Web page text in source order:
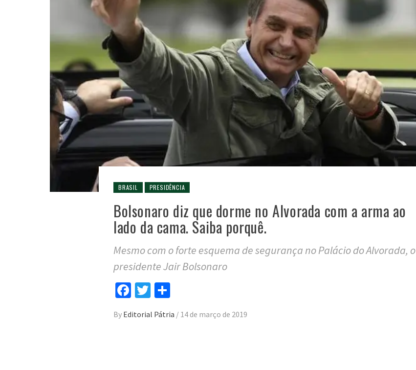
BRASIL PRESIDÊNCIA
Bolsonaro diz que dorme no Alvorada com a arma ao
lado da cama. Saiba porquê.
Mesmo com o forte esquema de segurança no Palácio do Alvorada, o
presidente Jair Bolsonaro
Facebook
Twitter
By Editorial Pátria / 14 de março de 2019